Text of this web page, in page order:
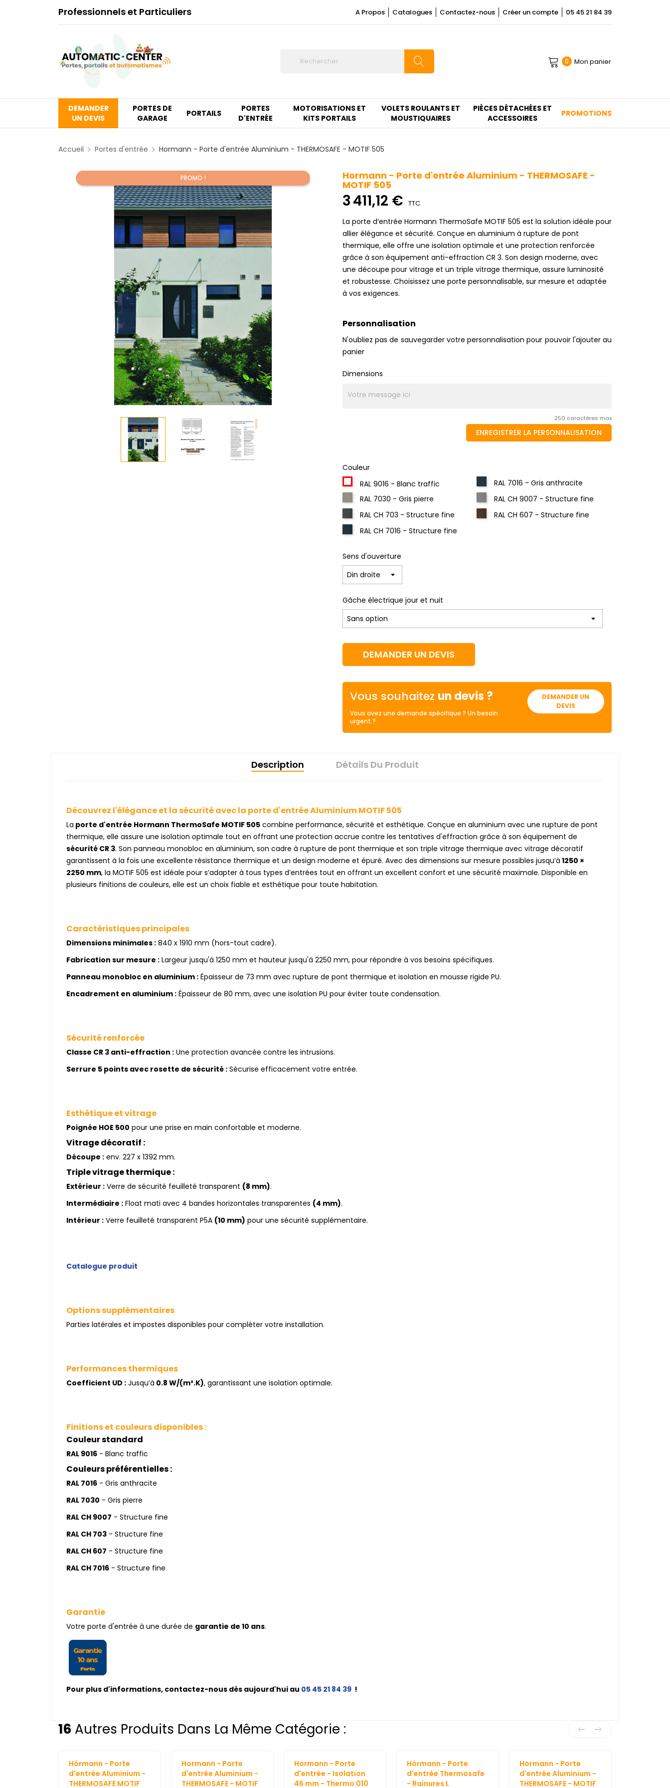
Professionnels et Particuliers A Propos Catalogues Contactez-nous Créer un compte 05 45 21 84 39
0 Mon panier
DEMANDER
UN DEVIS
PORTES DE
GARAGE
PORTAILS
PORTES
D'ENTRÉE
MOTORISATIONS ET
KITS PORTAILS
VOLETS ROULANTS ET
MOUSTIQUAIRES
PIÈCES DÉTACHÉES ET
ACCESSOIRES
PROMOTIONS
Accueil Portes d'entrée Hormann - Porte d'entrée Aluminium - THERMOSAFE - MOTIF 505
PROMO !
Promo !
Hormann - Porte d'entrée Aluminium - THERMOSAFE -
MOTIF 505
3 411,12 € TTC
La porte d’entrée Hormann ThermoSafe MOTIF 505 est la solution idéale pour
allier élégance et sécurité. Conçue en aluminium à rupture de pont
thermique, elle offre une isolation optimale et une protection renforcée
grâce à son équipement anti-effraction CR 3. Son design moderne, avec
une découpe pour vitrage et un triple vitrage thermique, assure luminosité
et robustesse. Choisissez une porte personnalisable, sur mesure et adaptée
à vos exigences.
Personnalisation
N'oubliez pas de sauvegarder votre personnalisation pour pouvoir l'ajouter au
panier
Dimensions
250 caractères max
ENREGISTRER LA PERSONNALISATION
Couleur
RAL 9016 - Blanc traffic
RAL 7016 - Gris anthracite
RAL 7030 - Gris pierre
RAL CH 9007 - Structure fine
RAL CH 703 - Structure fine
RAL CH 607 - Structure fine
RAL CH 7016 - Structure fine
Sens d'ouverture
Gâche électrique jour et nuit
DEMANDER UN DEVIS
Vous souhaitez un devis ?
Vous avez une demande spécifique ? Un besoin
urgent ?
DEMANDER UN
DEVIS
Description Détails Du Produit
Découvrez l'élégance et la sécurité avec la porte d'entrée Aluminium MOTIF 505
La porte d'entrée Hormann ThermoSafe MOTIF 505 combine performance, sécurité et esthétique. Conçue en aluminium avec une rupture de pont
thermique, elle assure une isolation optimale tout en offrant une protection accrue contre les tentatives d'effraction grâce à son équipement de
sécurité CR 3. Son panneau monobloc en aluminium, son cadre à rupture de pont thermique et son triple vitrage thermique avec vitrage décoratif
garantissent à la fois une excellente résistance thermique et un design moderne et épuré. Avec des dimensions sur mesure possibles jusqu’à 1250 ×
2250 mm, la MOTIF 505 est idéale pour s’adapter à tous types d’entrées tout en offrant un excellent confort et une sécurité maximale. Disponible en
plusieurs finitions de couleurs, elle est un choix fiable et esthétique pour toute habitation.
Caractéristiques principales
Dimensions minimales : 840 x 1910 mm (hors-tout cadre).
Fabrication sur mesure : Largeur jusqu'à 1250 mm et hauteur jusqu'à 2250 mm, pour répondre à vos besoins spécifiques.
Panneau monobloc en aluminium : Épaisseur de 73 mm avec rupture de pont thermique et isolation en mousse rigide PU.
Encadrement en aluminium : Épaisseur de 80 mm, avec une isolation PU pour éviter toute condensation.
Sécurité renforcée
Classe CR 3 anti-effraction : Une protection avancée contre les intrusions.
Serrure 5 points avec rosette de sécurité : Sécurise efficacement votre entrée.
Esthétique et vitrage
Poignée HOE 500 pour une prise en main confortable et moderne.
Vitrage décoratif :
Découpe : env. 227 x 1392 mm.
Triple vitrage thermique :
Extérieur : Verre de sécurité feuilleté transparent (8 mm).
Intermédiaire : Float mati avec 4 bandes horizontales transparentes (4 mm).
Intérieur : Verre feuilleté transparent P5A (10 mm) pour une sécurité supplémentaire.
Catalogue produit
Options supplémentaires
Parties latérales et impostes disponibles pour compléter votre installation.
Performances thermiques
Coefficient UD : Jusqu’à 0.8 W/(m².K), garantissant une isolation optimale.
Finitions et couleurs disponibles :
Couleur standard
RAL 9016 - Blanc traffic
Couleurs préférentielles :
RAL 7016 - Gris anthracite
RAL 7030 - Gris pierre
RAL CH 9007 - Structure fine
RAL CH 703 - Structure fine
RAL CH 607 - Structure fine
RAL CH 7016 - Structure fine
Garantie
Votre porte d'entrée à une durée de garantie de 10 ans.
Pour plus d'informations, contactez-nous dès aujourd'hui au 05 45 21 84 39 !
16 Autres Produits Dans La Même Catégorie :
Hörmann - Porte
d'entrée Aluminium -
THERMOSAFE MOTIF
Hormann - Porte
d'entrée Aluminium -
THERMOSAFE - MOTIF
Hormann - Porte
d'entrée - Isolation
46 mm - Thermo 010
Hörmann - Porte
d'entrée Thermosafe
- Rainures L
Hormann - Porte
d'entrée Aluminium -
THERMOSAFE - MOTIF